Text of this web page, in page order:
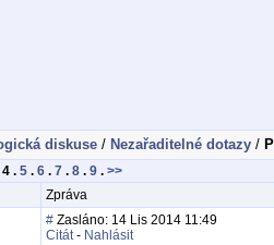
diskuse / Nezařaditelné dotazy /
4 . 5 . 6 . 7 . 8 . 9 . >>
Zpráva
# Zasláno: 14 Lis 2014 11:49
Citát- Nahlásit